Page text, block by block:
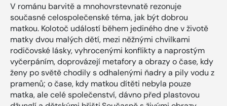
V románu barvitě a mnohovrstevnatě rezonuje
současné celospolečenské téma, jak být dobrou
matkou. Kolotoč událostí během jediného dne v životě
matky dvou malých dětí, mezi něžnými chvilkami
rodičovské lásky, vyhrocenými konflikty a naprostým
vyčerpáním, doprovázejí metafory a obrazy o čase, kdy
ženy po světě chodily s odhalenými ňadry a pily vodu z
pramenů; o čase, kdy matkou dítěti nebyla pouze
matka, ale celé společenství, dávno před plastovou